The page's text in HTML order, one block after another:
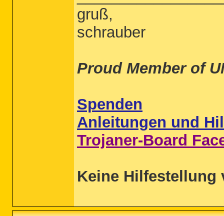
gruß,
schrauber
Proud Member of
Spenden
Anleitungen und
Trojaner-Board
Keine Hilfestellung